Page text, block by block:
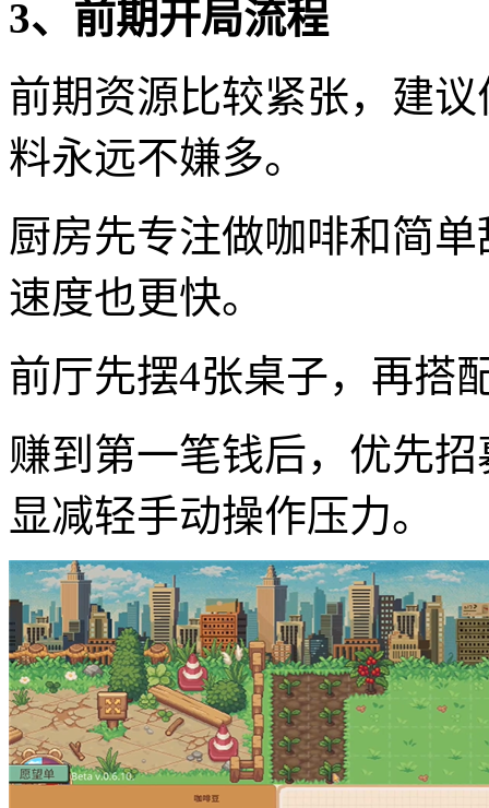
3、前期开局流程
前期资源比较紧张，建
料永远不嫌多。
厨房先专注做咖啡和简
速度也更快。
前厅先摆4张桌子，再搭
赚到第一笔钱后，优先
显减轻手动操作压力。